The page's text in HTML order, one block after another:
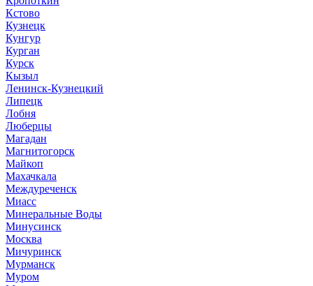
Кстово
Кузнецк
Кунгур
Курган
Курск
Кызыл
Ленинск-Кузнецкий
Липецк
Лобня
Люберцы
Магадан
Магнитогорск
Майкоп
Махачкала
Междуреченск
Миасс
Минеральные Воды
Минусинск
Москва
Мичуринск
Мурманск
Муром